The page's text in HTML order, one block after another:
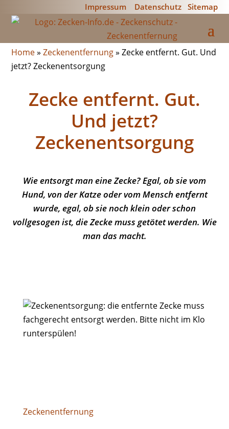
Impressum Datenschutz Sitemap
Home»Zeckenentfernung»Zecke entfernt. Gut. Und
jetzt? Zeckenentsorgung
Zecke entfernt. Gut.
Und jetzt?
Zeckenentsorgung
Wie entsorgt man eine Zecke? Egal, ob sie vom
Hund, von der Katze oder vom Mensch entfernt
wurde, egal, ob sie noch klein oder schon
vollgesogen ist, die Zecke muss getötet werden. Wie
man das macht.
Zeckenentfernung